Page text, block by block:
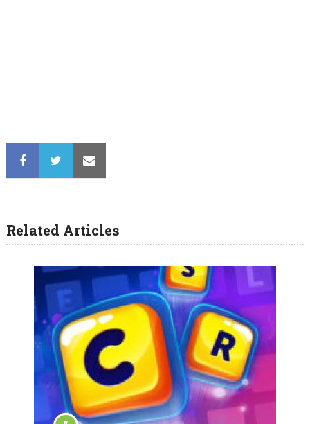
Related Articles